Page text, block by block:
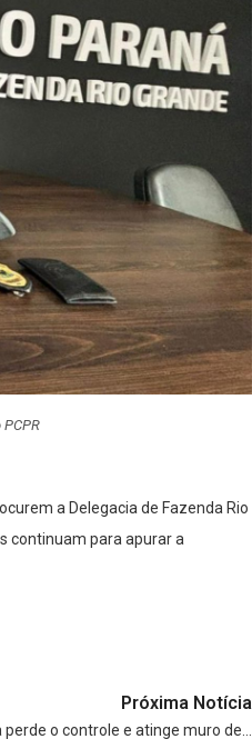
a Delegacia de Fazenda Rio
continuam para apurar a
Próxima Notícia
perde o controle e atinge muro de…